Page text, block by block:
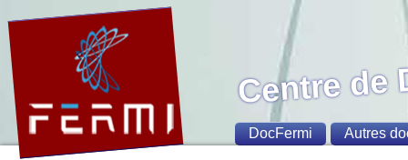
Centre de
DocFermi Autres